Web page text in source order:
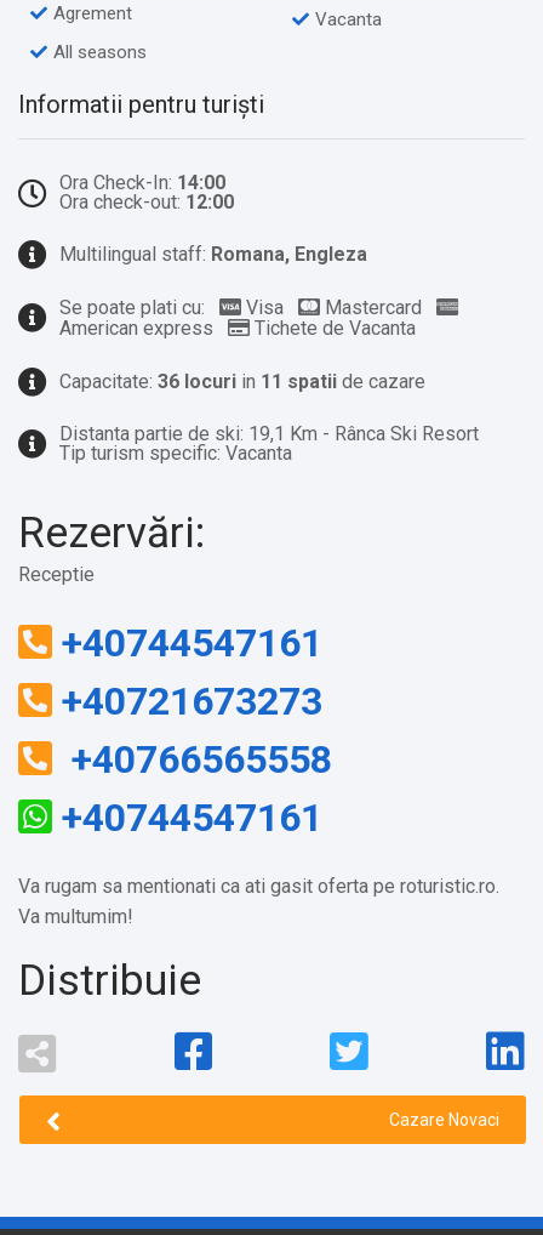
Agrement
All seasons
Vacanta
Informatii pentru turiști
Ora Check-In: 14:00
Ora check-out: 12:00
Multilingual staff: Romana, Engleza
Se poate plati cu: Visa
Mastercard
American express
Tichete de Vacanta
Capacitate: 36 locuri in 11 spatii de cazare
Distanta partie de ski: 19,1 Km - Rânca Ski Resort
Tip turism specific: Vacanta
Rezervări:
Receptie
+40744547161
+40721673273
‬ ‪+40766565558‬
+40744547161
Va rugam sa mentionati ca ati gasit oferta pe roturistic.ro.
Va multumim!
Distribuie
Cazare Novaci